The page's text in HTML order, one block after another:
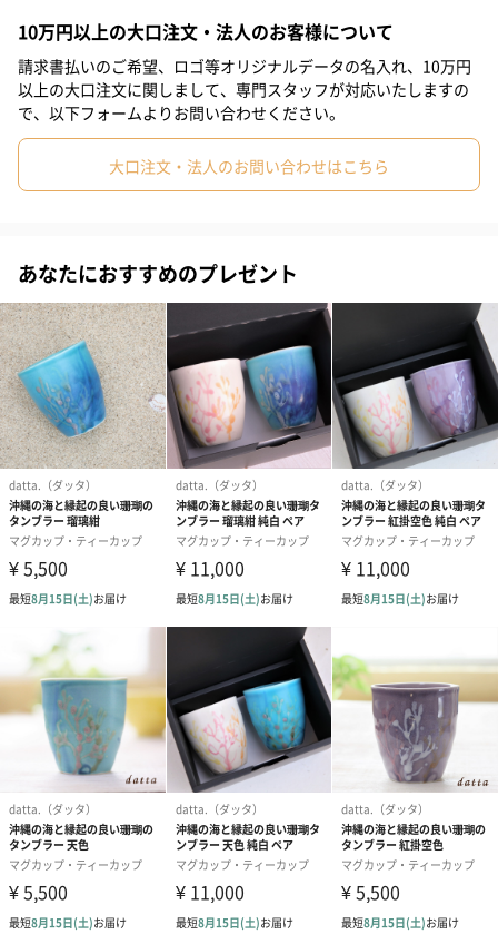
珊瑚のお花は、元気でいてほしいというお守りとして昔から用い
られてきました。
そんな珊瑚のお花をあしらった器は、コーヒーに紅茶、晩酌の器
としても重宝します。
丸みを帯びたフォルムは手元にも良くなじみ温かみがあると好評
です。
バリエーション
瑠璃紺×天色
瑠璃紺×純白
「datta.（ダッタ）」
特別なギフトに
「datta.（ダッタ）」は、沖縄を感じるやちむん（焼物）をご出
産祝い・ご結婚内祝い、誕生日など特別なお祝いギフトとして選
んでいただけるよう願っています。
「手しごと」を届ける
作品が生活の中に溶け込み、笑顔の種が生まれ、心豊かな日常と
なりますように。という願いをこめ、職人がひとつひとつ丁寧に
作り上げた、オンリーワンの 『手しごと』をお届けする陶器ブラ
ンドです。
#母親 #彼氏 #女友達 #男友達 #男性 #女性 #夫
#妻 #父親 #彼女 #祖母 #祖父 #上司女性
#20代前半 #20代後半 #30代 #40代 #50代 #60代
10万円以上の大口注文・法人のお客様について
請求書払いのご希望、ロゴ等オリジナルデータの名入れ、10万円
以上の大口注文に関しまして、専門スタッフが対応いたしますの
で、以下フォームよりお問い合わせください。
大口注文・法人のお問い合わせはこちら
あなたにおすすめのプレゼント